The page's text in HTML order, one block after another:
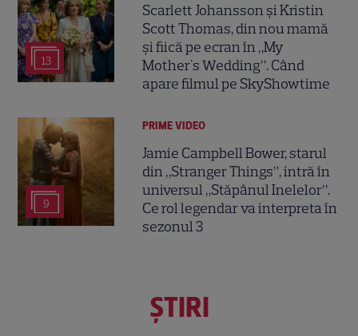
13
Scarlett Johansson și Kristin
Scott Thomas, din nou mamă
și fiică pe ecran în „My
Mother's Wedding”. Când
apare filmul pe SkyShowtime
9
PRIME VIDEO
Jamie Campbell Bower, starul
din „Stranger Things”, intră în
universul „Stăpânul Inelelor”.
Ce rol legendar va interpreta în
sezonul 3
ŞTIRI